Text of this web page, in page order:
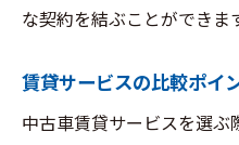
な契約を結ぶことができま
賃貸サービスの比較ポイ
中古車賃貸サービスを選